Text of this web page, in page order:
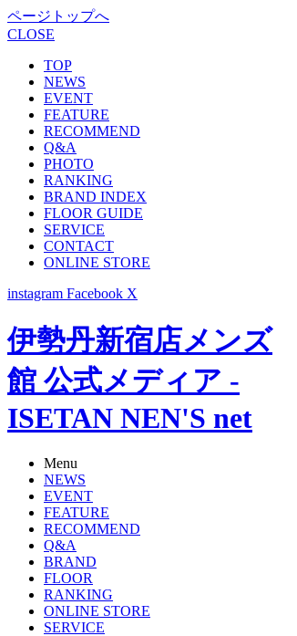
ページトップへ
CLOSE
TOP
NEWS
EVENT
FEATURE
RECOMMEND
Q&A
PHOTO
RANKING
BRAND INDEX
FLOOR GUIDE
SERVICE
CONTACT
ONLINE STORE
instagram Facebook X
伊勢丹新宿店メンズ
館 公式メディア -
ISETAN NEN'S net
Menu
NEWS
EVENT
FEATURE
RECOMMEND
Q&A
BRAND
FLOOR
RANKING
ONLINE STORE
SERVICE